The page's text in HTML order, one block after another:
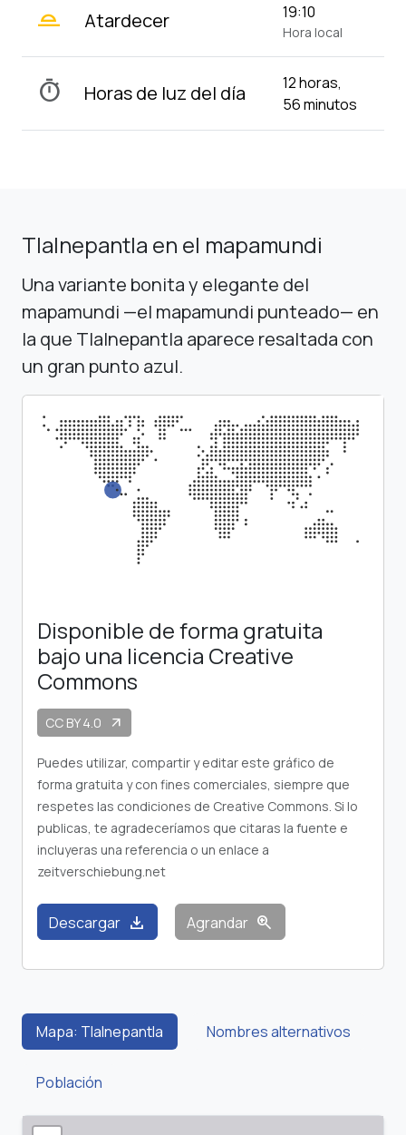
wb_twilight_2 Atardecer 19:10
Hora local
timer Horas de luz del día
12 horas,
56 minutos
Tlalnepantla en el mapamundi
Una variante bonita y elegante del
mapamundi —el mapamundi punteado— en
la que Tlalnepantla aparece resaltada con
un gran punto azul.
Disponible de forma gratuita
bajo una licencia Creative
Commons
CC BY 4.0 arrow_outward
Puedes utilizar, compartir y editar este gráfico de
forma gratuita y con fines comerciales, siempre que
respetes las condiciones de Creative Commons. Si lo
publicas, te agradeceríamos que citaras la fuente e
incluyeras una referencia o un enlace a
zeitverschiebung.net
Descargar download Agrandar zoom_in
Mapa: Tlalnepantla Nombres alternativos
Población